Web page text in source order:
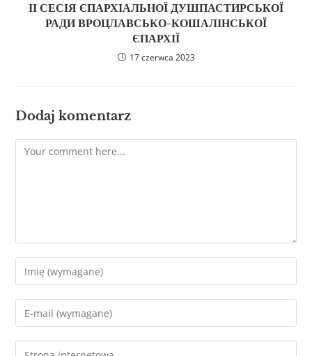
ІІ СЕСІЯ ЄПАРХІАЛЬНОЇ ДУШПАСТИРСЬКОЇ
РАДИ ВРОЦЛАВСЬКО-КОШАЛІНСЬКОЇ
ЄПАРХІЇ
17 czerwca 2023
Dodaj komentarz